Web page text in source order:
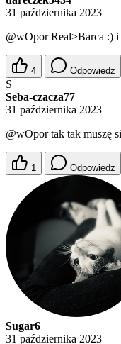
31 października 2023
@wOporReal>Barca :) i
4 Odpowiedz
S
Seba-czacza77
31 października 2023
@wOportak tak muszę
1 Odpowiedz
Sugar6
31 października 2023